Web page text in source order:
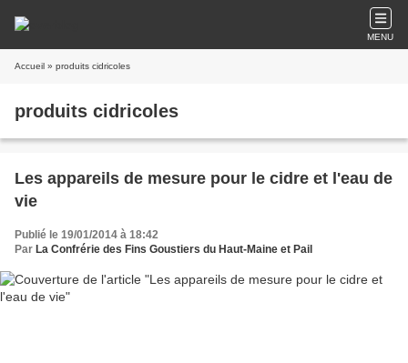
MENU
Accueil » produits cidricoles
produits cidricoles
Les appareils de mesure pour le cidre et l'eau de
vie
Publié le 19/01/2014 à 18:42
Par La Confrérie des Fins Goustiers du Haut-Maine et Pail